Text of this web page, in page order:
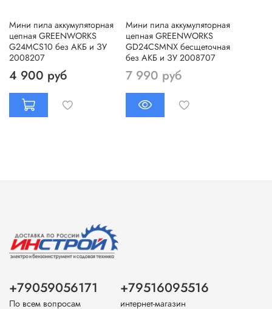
Мини пила аккумуляторная
цепная GREENWORKS
G24MCS10 без АКБ и ЗУ
2008207
4 900 руб
Мини пила аккумуляторная
цепная GREENWORKS
GD24CSMNX бесщеточная
без АКБ и ЗУ 2008707
7 990 руб
+79059056171
По всем вопросам
+79516095516
интернет-магазин